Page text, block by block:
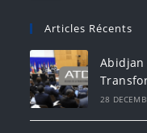
Articles Récents
Abidjan
28